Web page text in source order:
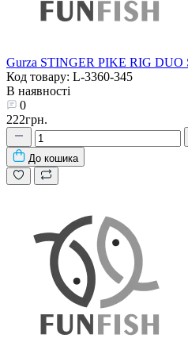
Gurza STINGER PIKE RIG DUO
Код товару: L-3360-345
В наявності
0
222грн.
До кошика